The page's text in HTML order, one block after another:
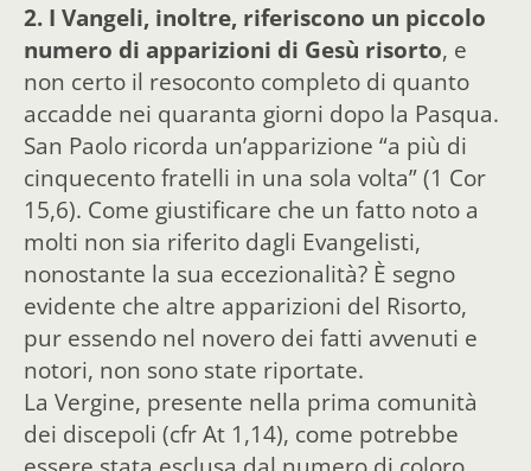
2. I Vangeli, inoltre, riferiscono un piccolo
numero di apparizioni di Gesù risorto, e
non certo il resoconto completo di quanto
accadde nei quaranta giorni dopo la Pasqua.
San Paolo ricorda un’apparizione “a più di
cinquecento fratelli in una sola volta” (1 Cor
15,6). Come giustificare che un fatto noto a
molti non sia riferito dagli Evangelisti,
nonostante la sua eccezionalità? È segno
evidente che altre apparizioni del Risorto,
pur essendo nel novero dei fatti avvenuti e
notori, non sono state riportate.
La Vergine, presente nella prima comunità
dei discepoli (cfr At 1,14), come potrebbe